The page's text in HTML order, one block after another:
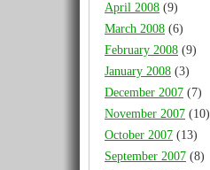
April 2008 (9)
March 2008 (6)
February 2008 (9)
January 2008 (3)
December 2007 (7)
November 2007 (10)
October 2007 (13)
September 2007 (8)